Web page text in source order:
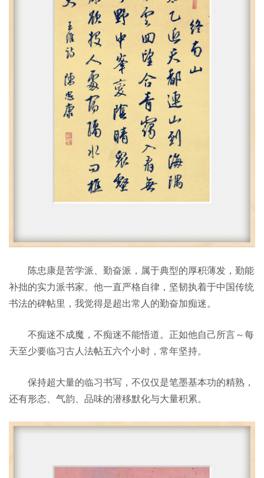
陈忠康是苦学派、勤奋派，属于典型的厚积薄发，勤能
补拙的实力派书家。他一直严格自律，坚韧执着于中国传统
书法的碑帖里，我觉得是超出常人的勤奋加痴迷。
不痴迷不成魔，不痴迷不能悟道。正如他自己所言～每
天至少要临习古人法帖五六个小时，常年坚持。
保持超大量的临习书写，不仅仅是笔墨基本功的精熟，
还有形态、气韵、品味的潜移默化与大量积累。